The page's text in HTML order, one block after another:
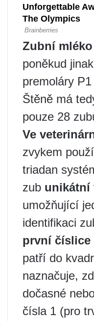
Zubní
poněkud
premoláry
Štěně má
pouze 28
Ve
zvykem
triadan
zub unikátní
umožňující
identifikaci
první číslice
patří do
naznačuje,
dočasné
čísla 1 (pro